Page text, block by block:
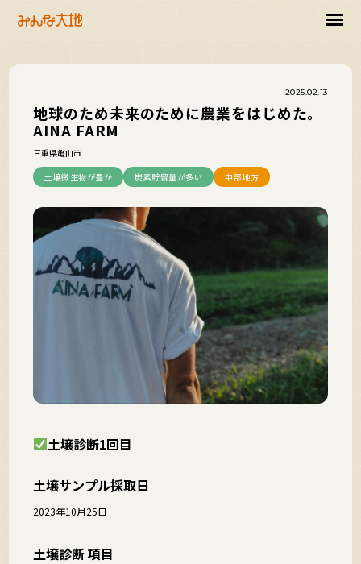
2025.02.13
地球のため未来のために農業をはじめた。
AINA FARM
三重県亀山市
土壌微生物が豊か
炭素貯留量が多い 中部地方
土壌診断1回目
土壌サンプル採取日
2023年10月25日
土壌診断 項目